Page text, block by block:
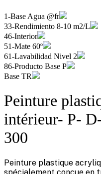
1-Base Agua @fr
33-Rendimiento 8-10 m2/L
46-Interior
51-Mate 60º
61-Lavabilidad Nivel 2
86-Producto Base P
Base TR
Peinture
intérieur- P-
300
Peinture plastique